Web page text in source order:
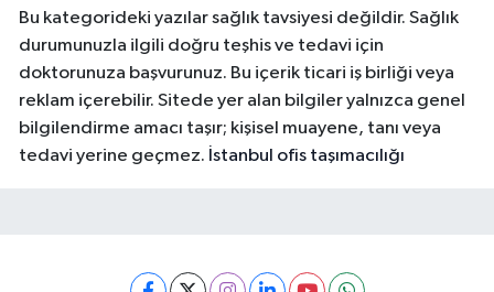
Bu kategorideki yazılar sağlık tavsiyesi değildir. Sağlık
durumunuzla ilgili doğru teşhis ve tedavi için
doktorunuza başvurunuz. Bu içerik ticari iş birliği veya
reklam içerebilir. Sitede yer alan bilgiler yalnızca genel
bilgilendirme amacı taşır; kişisel muayene, tanı veya
tedavi yerine geçmez. İstanbul ofis taşımacılığı